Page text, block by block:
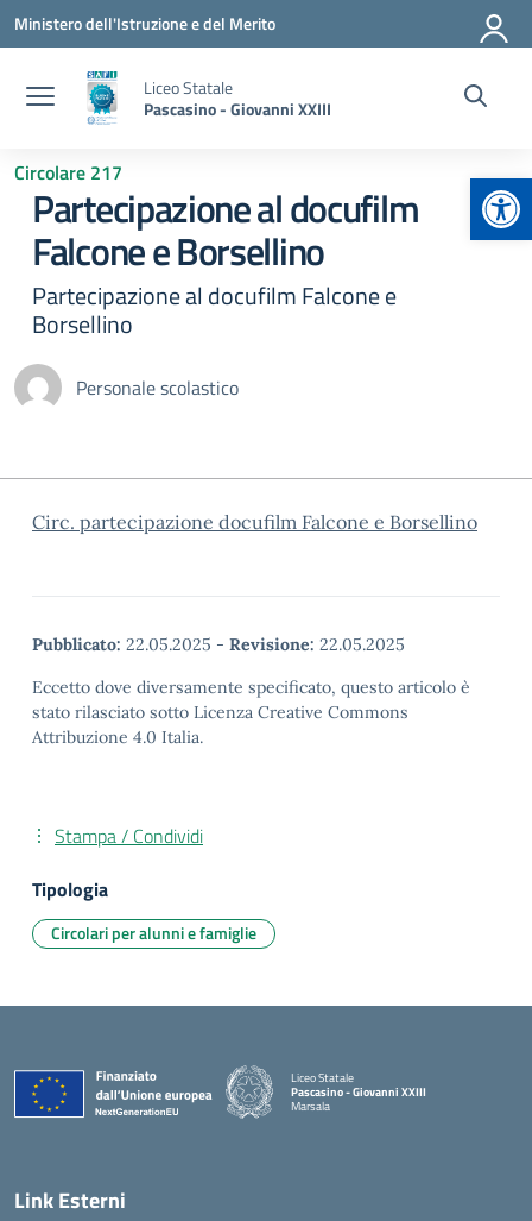
Vai ai contenuti
Vai al menu di navigazione
Vai al footer
Ministero dell'Istruzione e del Merito
Liceo Statale
Pascasino - Giovanni XXIII
Circolare 217
Partecipazione al docufilm
Falcone e Borsellino
Partecipazione al docufilm Falcone e
Borsellino
Personale scolastico
Circ. partecipazione docufilm Falcone e Borsellino
Pubblicato: 22.05.2025 - Revisione: 22.05.2025
Eccetto dove diversamente specificato, questo articolo è
stato rilasciato sotto Licenza Creative Commons
Attribuzione 4.0 Italia.
Stampa / Condividi
Tipologia
Circolari per alunni e famiglie
Liceo Statale
Pascasino - Giovanni XXIII
Marsala
Link Esterni